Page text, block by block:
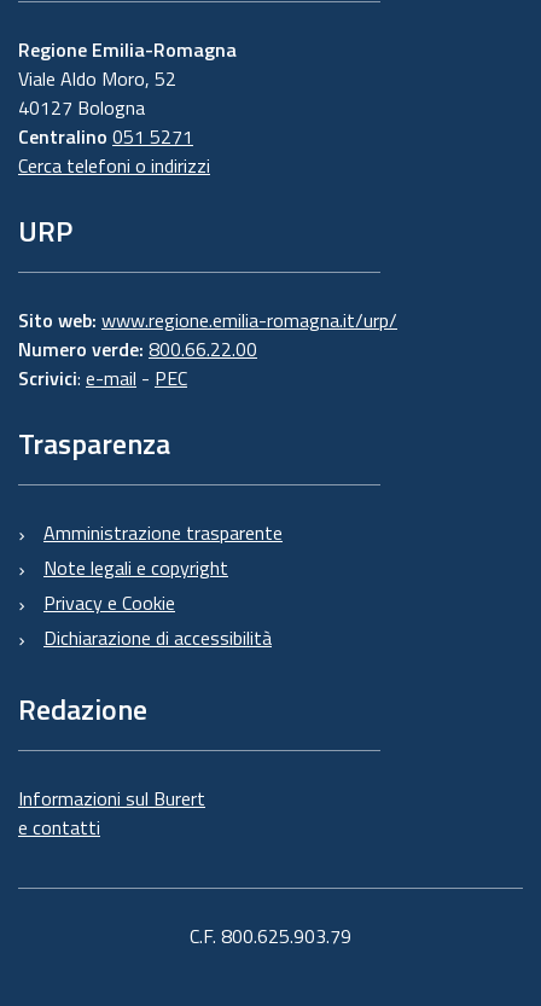
Regione Emilia-Romagna
Viale Aldo Moro, 52
40127 Bologna
Centralino 051 5271
Cerca telefoni o indirizzi
URP
Sito web: www.regione.emilia-romagna.it/urp/
Numero verde: 800.66.22.00
Scrivici: e-mail - PEC
Trasparenza
Amministrazione trasparente
Note legali e copyright
Privacy e Cookie
Dichiarazione di accessibilità
Redazione
Informazioni sul Burert
e contatti
C.F. 800.625.903.79